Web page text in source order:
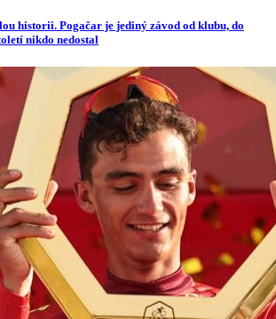
historii. Pogačar je jediný závod od klubu, do
nikdo nedostal